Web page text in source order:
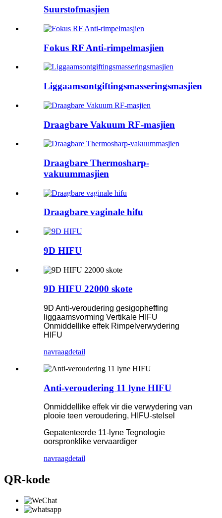
Suurstofmasjien
Fokus RF Anti-rimpelmasjien
Liggaamsontgiftingsmasseringsmasjien
Draagbare Vakuum RF-masjien
Draagbare Thermosharp-
vakuummasjien
Draagbare vaginale hifu
9D HIFU
9D HIFU 22000 skote
9D Anti-veroudering gesigopheffing
liggaamsvorming Vertikale HIFU
Onmiddellike effek Rimpelverwydering
HIFU
navraagdetail
Anti-veroudering 11 lyne HIFU
Onmiddellike effek vir die verwydering van
plooie teen veroudering, HIFU-stelsel
Gepatenteerde 11-lyne Tegnologie
oorspronklike vervaardiger
navraagdetail
QR-kode